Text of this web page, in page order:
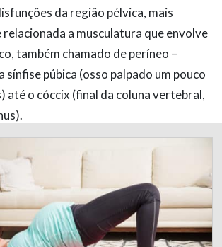
da região pélvica, mais
a musculatura que envolve
também chamado de períneo –
sínfise púbica (osso palpado um pouco
até o cóccix (final da coluna vertebral,